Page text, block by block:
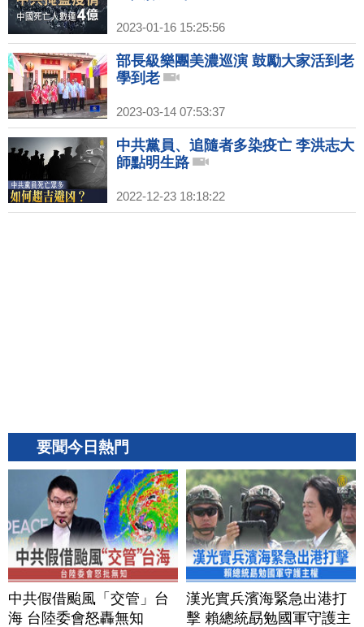
2023-01-16 15:25:56
部長級樂團美濃巡演 鼓勵大家活到老
學到老
2023-03-14 07:53:37
中共黨員、追隨者多染疫亡 李洪志大
師點明生路
2022-12-23 18:18:22
要聞今日熱門
中共假借颱風「交管」台
海 台陸委會怒轟無知
漢光實兵濱海緊急出港打
擊 賴總統勗勉國軍守護主